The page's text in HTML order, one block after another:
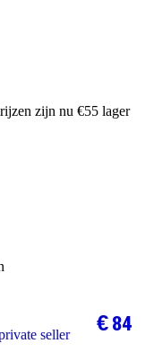
zijn nu €55 lager
seller
€ 84